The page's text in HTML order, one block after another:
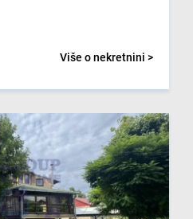
Više o nekretnini >